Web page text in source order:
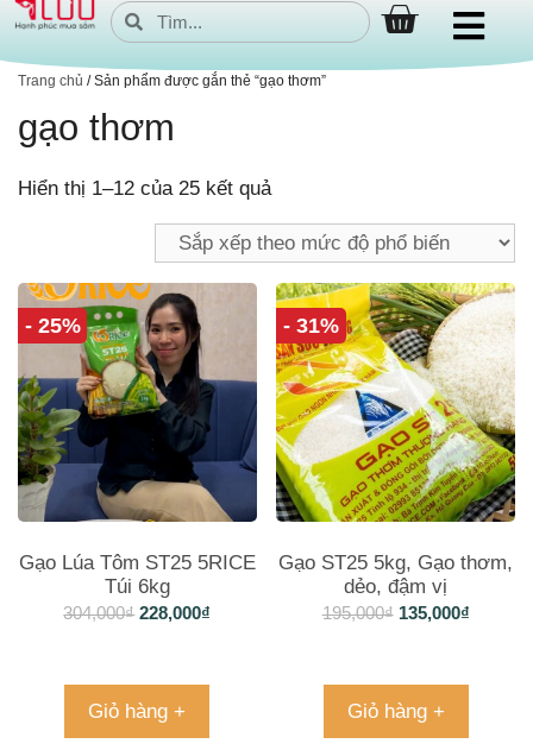
Trang chủ / Sản phẩm được gắn thẻ “gạo thơm”
gạo thơm
Hiển thị 1–12 của 25 kết quả
- 25%
Gạo Lúa Tôm ST25 5RICE
Túi 6kg
304,000₫ 228,000₫
Giỏ hàng +
- 31%
Gạo ST25 5kg, Gạo thơm,
dẻo, đậm vị
195,000₫ 135,000₫
Giỏ hàng +